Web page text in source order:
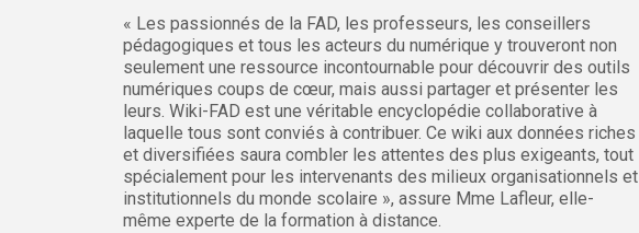
« Les passionnés de la FAD, les professeurs, les conseillers
pédagogiques et tous les acteurs du numérique y trouveront non
seulement une ressource incontournable pour découvrir des outils
numériques coups de cœur, mais aussi partager et présenter les
leurs. Wiki-FAD est une véritable encyclopédie collaborative à
laquelle tous sont conviés à contribuer. Ce wiki aux données riches
et diversifiées saura combler les attentes des plus exigeants, tout
spécialement pour les intervenants des milieux organisationnels et
institutionnels du monde scolaire », assure Mme Lafleur, elle-
même experte de la formation à distance.